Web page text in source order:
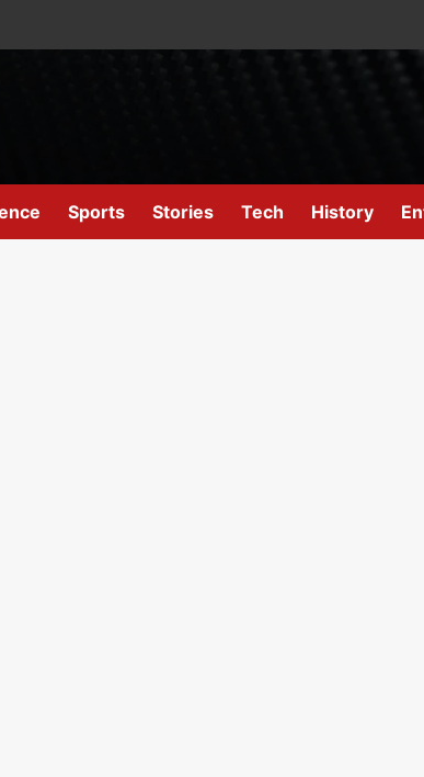
Sports Stories Tech History